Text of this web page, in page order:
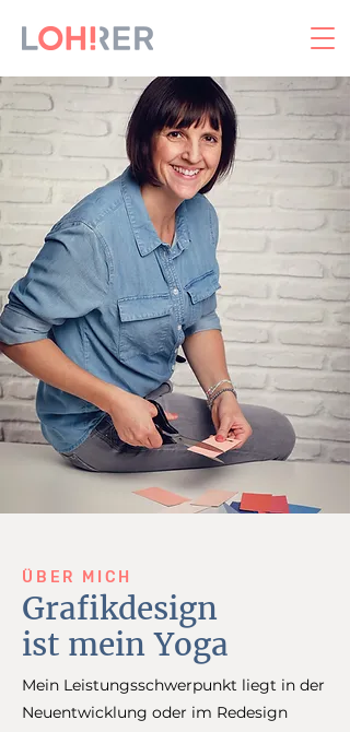
ÜBER MICH
Grafikdesign
ist mein Yoga
Mein Leistungsschwerpunkt liegt in der
Neuentwicklung oder im Redesign